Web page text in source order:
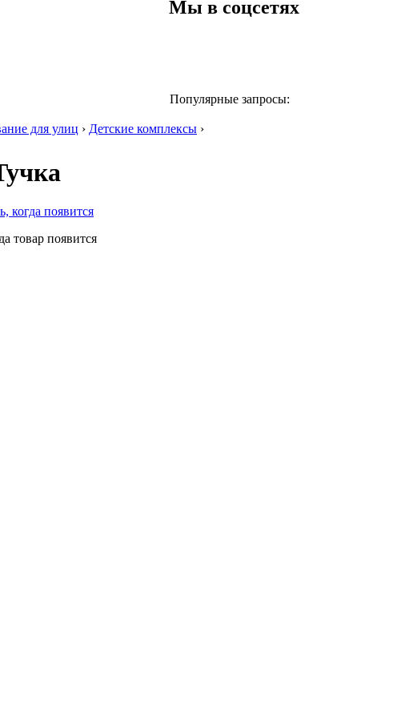
Мы в соцсетях
Популярные запросы:
для улиц › Детские комплексы ›
когда появится
товар появится